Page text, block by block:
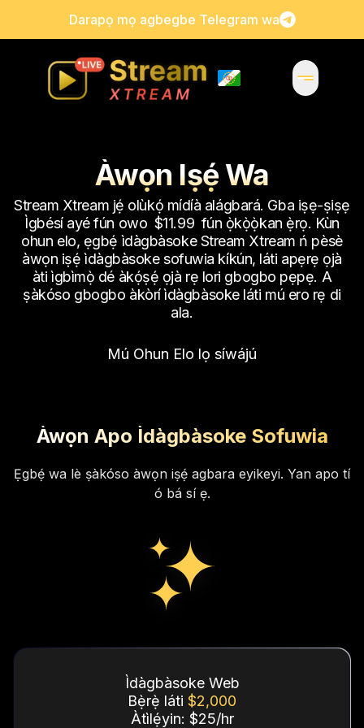
Darapọ mọ agbegbe Telegram wa
Àwọn Iṣẹ́ Wa
Stream Xtream jẹ́ olùkọ́ mídíà alágbará. Gba iṣẹ-ṣiṣẹ
Ìgbésí ayé fún owo $11.99 fún ọ̀kọ̀ọ̀kan ẹ̀rọ. Kùn
ohun elo, ẹgbẹ́ ìdàgbàsoke Stream Xtream ń pèsè
àwọn iṣẹ́ ìdàgbàsoke sofuwia kíkún, láti apẹrẹ ọjà
àti ìgbìmọ̀ dé àkọ́ṣẹ́ ọjà rẹ lori gbogbo pẹpẹ. A
ṣàkóso gbogbo àkòrí ìdàgbàsoke láti mú ero rẹ di
ala.
Mú Ohun Elo lọ síwájú
Àwọn Apo Ìdàgbàsoke Sofuwia
Ẹgbẹ́ wa lè ṣàkóso àwọn iṣẹ́ agbara eyikeyi. Yan apo tí
ó bá sí ẹ.
Ìdàgbàsoke Web
Bẹ̀rẹ̀ láti $2,000
Àtìlẹ́yin: $25/hr